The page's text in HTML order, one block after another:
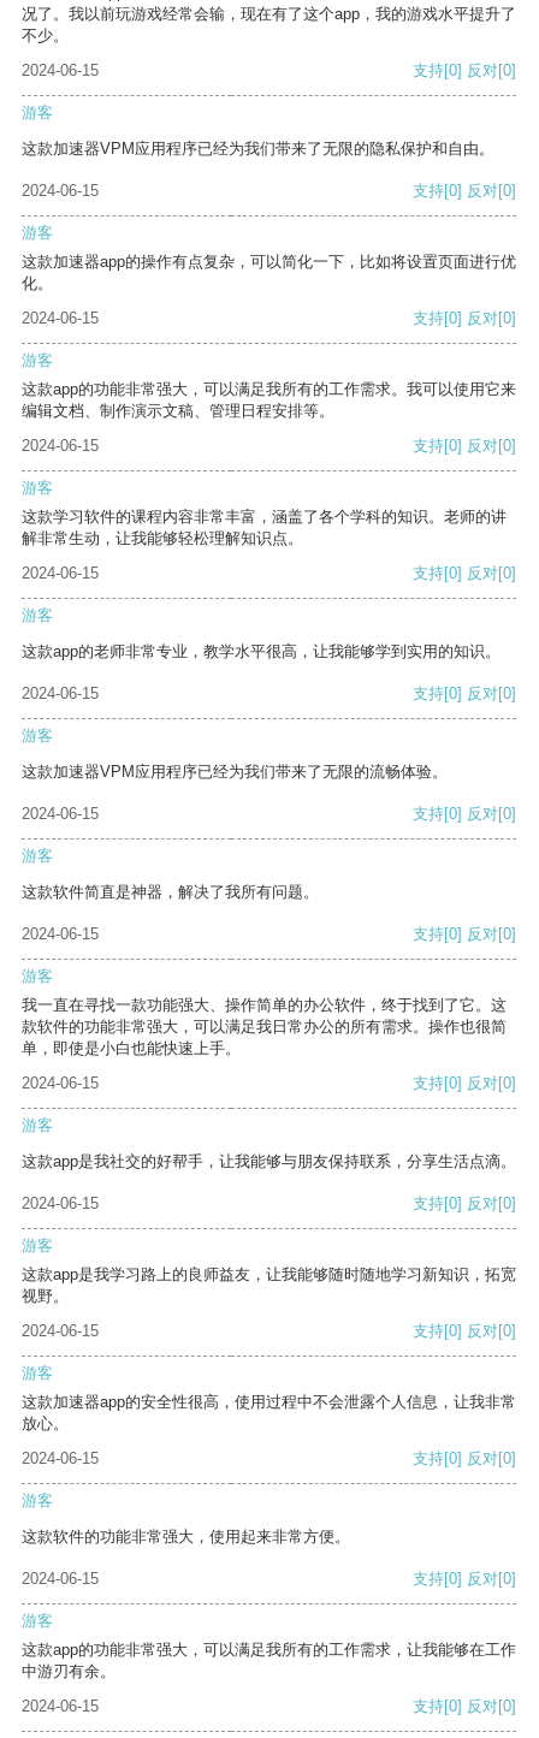
况了。我以前玩游戏经常会输，现在有了这个app，我的游戏水平提升了
不少。
2024-06-15
支持[0] 反对[0]
游客
这款加速器VPM应用程序已经为我们带来了无限的隐私保护和自由。
2024-06-15 支持[0] 反对[0]
游客
这款加速器app的操作有点复杂，可以简化一下，比如将设置页面进行优
化。
2024-06-15
支持[0] 反对[0]
游客
这款app的功能非常强大，可以满足我所有的工作需求。我可以使用它来
编辑文档、制作演示文稿、管理日程安排等。
2024-06-15
支持[0] 反对[0]
游客
这款学习软件的课程内容非常丰富，涵盖了各个学科的知识。老师的讲
解非常生动，让我能够轻松理解知识点。
2024-06-15
支持[0] 反对[0]
游客
这款app的老师非常专业，教学水平很高，让我能够学到实用的知识。
2024-06-15 支持[0] 反对[0]
游客
这款加速器VPM应用程序已经为我们带来了无限的流畅体验。
2024-06-15 支持[0] 反对[0]
游客
这款软件简直是神器，解决了我所有问题。
2024-06-15 支持[0] 反对[0]
游客
我一直在寻找一款功能强大、操作简单的办公软件，终于找到了它。这
款软件的功能非常强大，可以满足我日常办公的所有需求。操作也很简
单，即使是小白也能快速上手。
2024-06-15
支持[0] 反对[0]
游客
这款app是我社交的好帮手，让我能够与朋友保持联系，分享生活点滴。
2024-06-15 支持[0] 反对[0]
游客
这款app是我学习路上的良师益友，让我能够随时随地学习新知识，拓宽
视野。
2024-06-15
支持[0] 反对[0]
游客
这款加速器app的安全性很高，使用过程中不会泄露个人信息，让我非常
放心。
2024-06-15
支持[0] 反对[0]
游客
这款软件的功能非常强大，使用起来非常方便。
2024-06-15 支持[0] 反对[0]
游客
这款app的功能非常强大，可以满足我所有的工作需求，让我能够在工作
中游刃有余。
2024-06-15
支持[0] 反对[0]